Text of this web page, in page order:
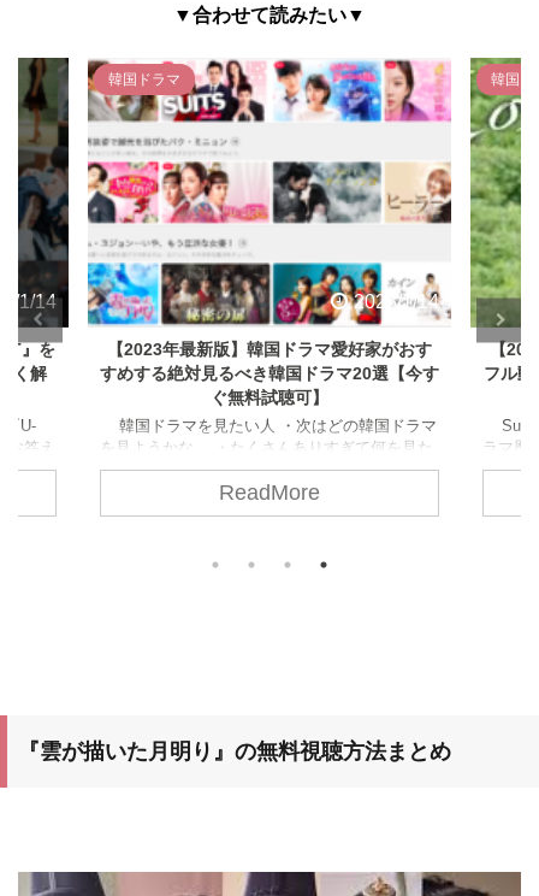
▼合わせて読みたい▼
1/14
』を
く解
U-
答え
マ愛
マ愛
韓国ドラマ
2023/1/14
【2023年最新版】韓国ドラマ愛好家がおす
すめする絶対見るべき韓国ドラマ20選【今す
ぐ無料試聴可】
韓国ドラマを見たい人 ・次はどの韓国ドラマ
を見ようかな。 ・たくさんありすぎて何を見た
らいいのか迷うな〜。 ・韓国ドラマ愛好家のお
すすめを手っ取り早く知りたい！ そんな疑問
にお答えします。 この記事では、【2023年最
ReadMore
韓国ド
【
フル
ラマ歴
い頃（
本以上
『雲が描いた月明り』の無料視聴方法まとめ